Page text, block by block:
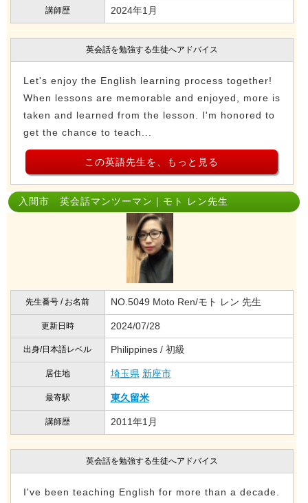
講師歴 2024年1月
英会話を勉強する生徒へアドバイス
Let's enjoy the English learning process together!
When lessons are memorable and enjoyed, more is
taken and learned from the lesson. I'm honored to
get the chance to teach...
この英語先生を、もっと見る
入間市 英会話マンツーマン｜モト レン先生
先生番号 / お名前 NO.5049 Moto Ren/モト レン 先生
更新日時 2024/07/28
出身/日本語レベル Philippines / 初級
居住地 埼玉県 新座市
最寄駅 東久留米
講師歴 2011年1月
英会話を勉強する生徒へアドバイス
I've been teaching English for more than a decade.